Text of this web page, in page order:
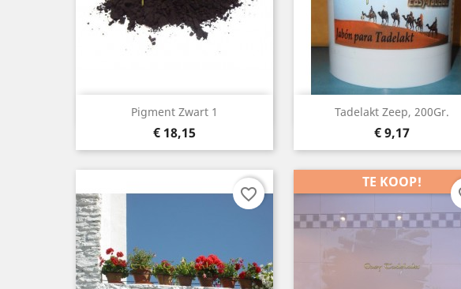
Pigment Zwart 1
Prijs
€ 18,15
Snelle weergave Tadelakt Zeep, 200Gr.
Prijs
€ 9,17
Snelle weergave
favorite_border
TE KOOP!